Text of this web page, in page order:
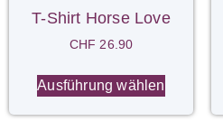
T-Shirt Horse Love
CHF 26.90
Ausführung wählen